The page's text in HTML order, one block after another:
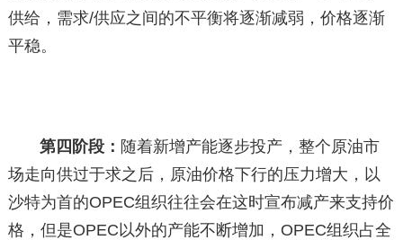
供给，需求/供应之间的不平衡将逐渐减弱，价格逐渐
平稳。
第四阶段： 随着新增产能逐步投产，整个原油市
场走向供过于求之后，原油价格下行的压力增大，以
沙特为首的OPEC组织往往会在这时宣布减产来支持价
格，但是OPEC以外的产能不断增加，OPEC组织占全